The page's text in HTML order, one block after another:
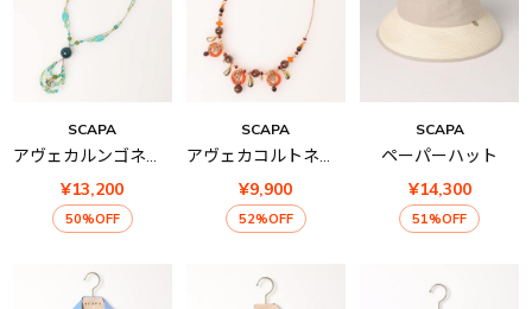
SCAPA
アヴェカルンゴネックレス
¥13,200
50%OFF
SCAPA
アヴェカコルトネックレス
¥9,900
52%OFF
SCAPA
ペーパーハット
¥14,300
51%OFF